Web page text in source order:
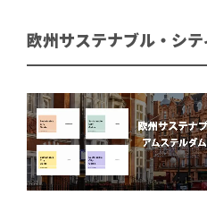
欧州サステナブル・シ